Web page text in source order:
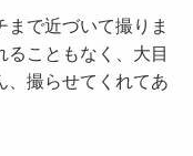
で近づいて撮りま
ることもなく、大目
、撮らせてくれてあ